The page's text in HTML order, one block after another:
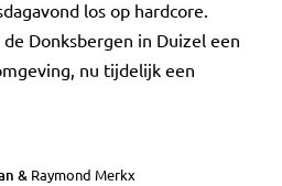
los op hardcore.
Donksbergen in Duizel een
nu tijdelijk een
& Raymond Merkx